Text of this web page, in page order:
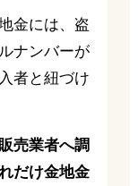
金には、盗
ナンバーが
者と紐づけ
売業者へ調
だけ金地金